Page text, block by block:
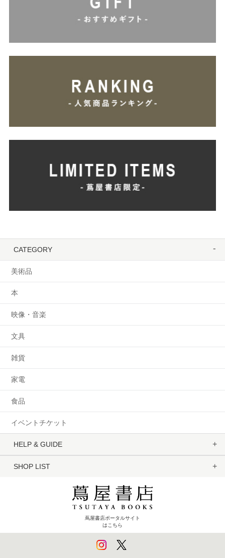
CATEGORY
美術品
本
映像・音楽
文具
雑貨
家電
食品
イベントチケット
HELP & GUIDE
SHOP LIST
蔦屋書店ポータルサイト
はこちら